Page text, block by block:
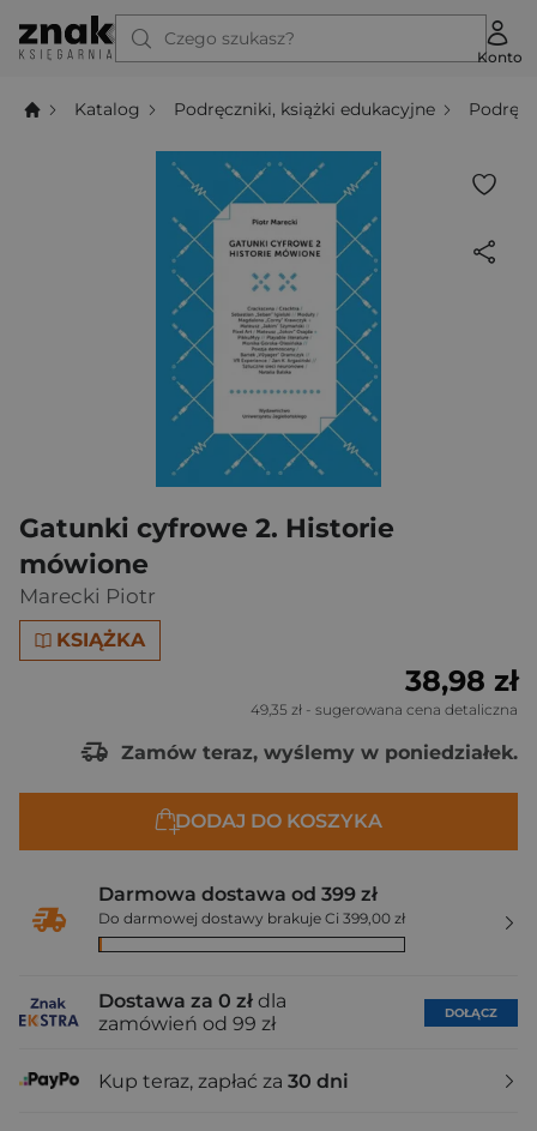
Czego szukasz?
Konto
Katalog Podręczniki, książki edukacyjne
Gatunki cyfrowe 2. Historie
mówione
Marecki Piotr
KSIĄŻKA
38,98 zł
49,35 zł - sugerowana cena detaliczna
Zamów teraz, wyślemy w poniedziałek.
DODAJ DO KOSZYKA
Darmowa dostawa od 399 zł
Do darmowej dostawy brakuje Ci 399,00 zł
Dostawa za 0 zł dla
zamówień od 99 zł
DOŁĄCZ
Kup teraz, zapłać za 30 dni